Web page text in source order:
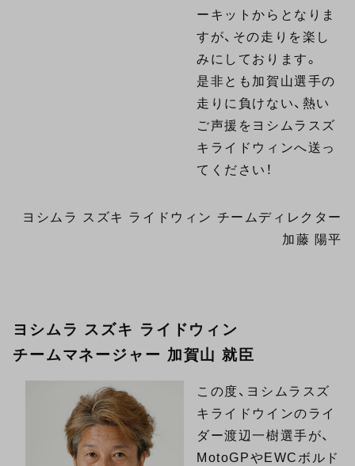
ーキットからとなりま
すが、その走りを楽し
みにしております。
是非とも加賀山選手の
走りに負けない、熱い
ご声援をヨシムラスズ
キライドウィンへ送っ
てください！
ヨシムラ スズキ ライドウィン チームディレクター
加藤 陽平
ヨシムラ スズキ ライドウィン
チームマネージャー 加賀山 就臣
この度、ヨシムラスズ
キライドウインのライ
ダー渡辺一樹選手が、
MotoGPやEWCボルド